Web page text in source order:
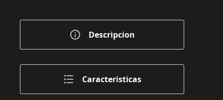
Descripcion
Caracteristicas